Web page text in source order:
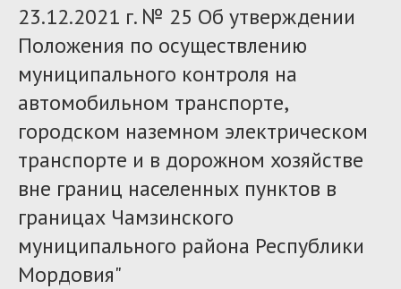
23.12.2021 г. № 25 Об утверждении
Положения по осуществлению
муниципального контроля на
автомобильном транспорте,
городском наземном электрическом
транспорте и в дорожном хозяйстве
вне границ населенных пунктов в
границах Чамзинского
муниципального района Республики
Мордовия"